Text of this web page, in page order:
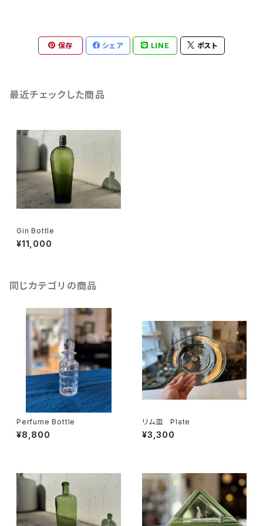
保存 シェア LINE ポスト
最近チェックした商品
Gin Bottle
¥11,000
同じカテゴリの商品
Perfume Bottle
¥8,800
リム皿 Plate
¥3,300